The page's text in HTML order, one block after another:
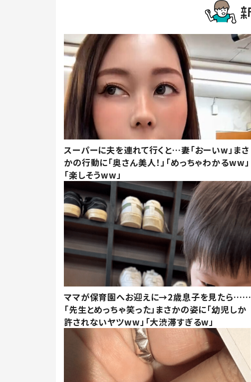
スーパーに夫を連れて行くと…妻「おーいw」まさ
かの行動に「奥さん美人！」「めっちゃわかるww」
「楽しそうww」
ママが保育園へお迎えに→2歳息子を見たら……
「先生とめっちゃ笑った」まさかの姿に「幼児しか
許されないヤツww」「大渋滞すぎるw」